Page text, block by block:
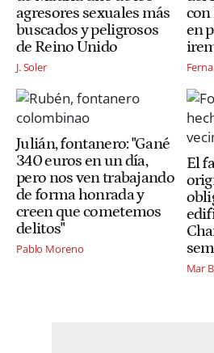
agresores sexuales más
buscados y peligrosos
de Reino Unido
J. Soler
con
en
Julián, fontanero: "Gané
340 euros en un día,
pero nos ven trabajando
de forma honrada y
creen que cometemos
delitos"
Pablo Moreno
El
Mar